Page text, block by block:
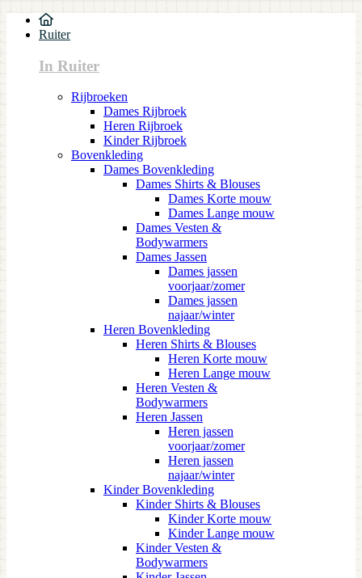
Ruiter
In Ruiter
Rijbroeken
Dames Rijbroek
Heren Rijbroek
Kinder Rijbroek
Bovenkleding
Dames Bovenkleding
Dames Shirts & Blouses
Dames Korte mouw
Dames Lange mouw
Dames Vesten &
Bodywarmers
Dames Jassen
Dames jassen
voorjaar/zomer
Dames jassen
najaar/winter
Heren Bovenkleding
Heren Shirts & Blouses
Heren Korte mouw
Heren Lange mouw
Heren Vesten &
Bodywarmers
Heren Jassen
Heren jassen
voorjaar/zomer
Heren jassen
najaar/winter
Kinder Bovenkleding
Kinder Shirts & Blouses
Kinder Korte mouw
Kinder Lange mouw
Kinder Vesten &
Bodywarmers